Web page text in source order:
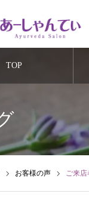
TOP
お客様の声 ご来